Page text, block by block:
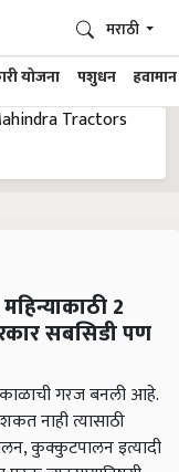
योजना पशुधन हवामान
मराठी
2
सबसिडी पण
गरज बनली आहे.
नाही त्यासाठी
कुक्कुटपालन इत्यादी